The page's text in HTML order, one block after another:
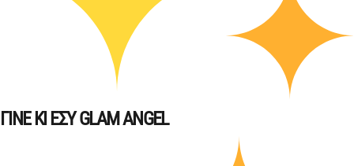
ΓΙΝΕ ΚΙ ΕΣΥ GLAM ANGEL